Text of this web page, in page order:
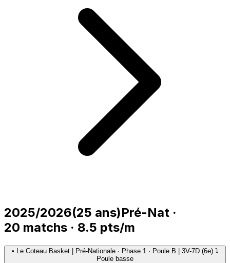
2025/2026(25 ans)Pré-Nat ·
20 matchs · 8.5 pts/m
• Le Coteau Basket | Pré-Nationale · Phase 1 · Poule B | 3V-7D (6e) ⤵
Poule basse